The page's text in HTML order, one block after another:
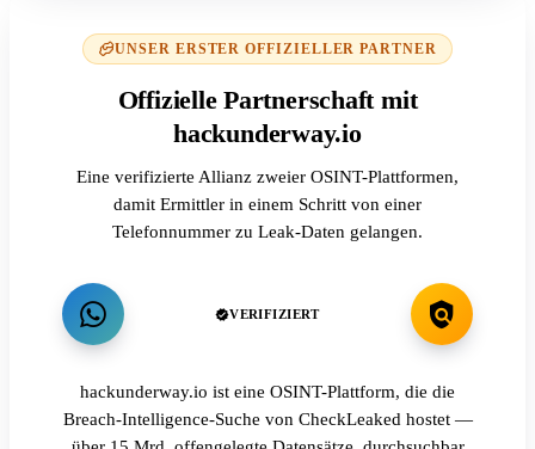
UNSER ERSTER OFFIZIELLER PARTNER
Offizielle Partnerschaft mit
hackunderway.io
Eine verifizierte Allianz zweier OSINT-Plattformen,
damit Ermittler in einem Schritt von einer
Telefonnummer zu Leak-Daten gelangen.
VERIFIZIERT
hackunderway.io ist eine OSINT-Plattform, die die
Breach-Intelligence-Suche von CheckLeaked hostet —